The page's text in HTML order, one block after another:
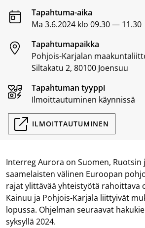
Tapahtuma-aika
Ma 3.6.2024 klo 09.30 — 11.30
Tapahtumapaikka
Pohjois-Karjalan
Siltakatu 2, 80100 Joensuu
Tapahtuman tyyppi
Ilmoittautuminen käynnissä
ILMOITTAUTUMINEN
Interreg Aurora on Suomen, Ruotsin
saamelaisten välinen Euroopan
rajat ylittävää yhteistyötä rahoittava
Kainuu ja Pohjois-Karjala liittyivät
lopussa. Ohjelman seuraavat
syksyllä 2024.